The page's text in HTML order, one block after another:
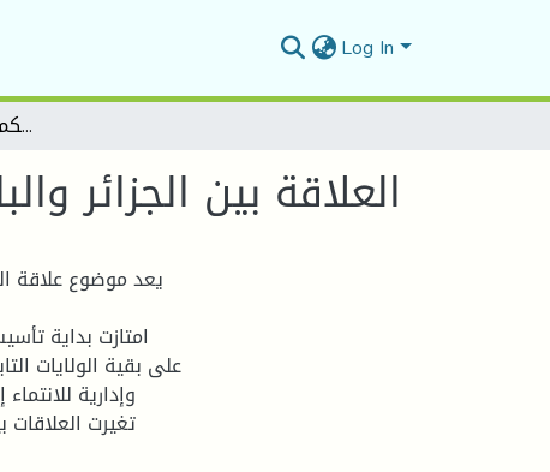
Log In
العلاقة بين الجزائر والباب العالي خلال مرحلة الحكم العثماني (1518-1830م)
العلاقة بين الجزائر
امتازت بداية
على بقية الولايات
وإدارية
تغيرت